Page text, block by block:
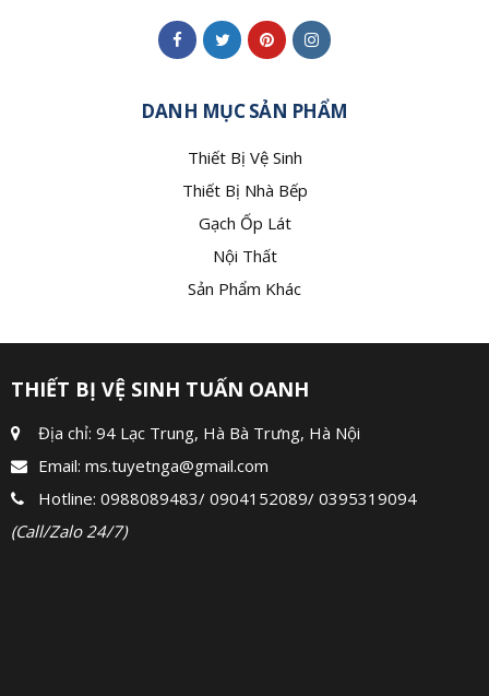
DANH MỤC SẢN PHẨM
Thiết Bị Vệ Sinh
Thiết Bị Nhà Bếp
Gạch Ốp Lát
Nội Thất
Sản Phẩm Khác
THIẾT BỊ VỆ SINH TUẤN OANH
Địa chỉ: 94 Lạc Trung, Hà Bà Trưng, Hà Nội
Email: ms.tuyetnga@gmail.com
Hotline: 0988089483/ 0904152089/ 0395319094
(Call/Zalo 24/7)